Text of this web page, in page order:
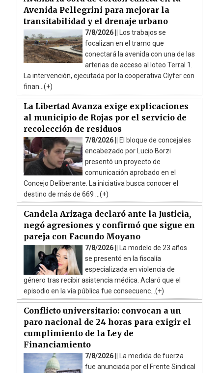
Avenida Pellegrini para mejorar la
transitabilidad y el drenaje urbano
7/8/2026 ||
Los trabajos se
focalizan en el tramo que
conectará la avenida con una de las
arterias de acceso al loteo Terral 1.
La intervención, ejecutada por la cooperativa Clyfer con
finan...(+)
La Libertad Avanza exige explicaciones
al municipio de Rojas por el servicio de
recolección de residuos
7/8/2026 ||
El bloque de concejales
encabezado por Lucio Borzi
presentó un proyecto de
comunicación aprobado en el
Concejo Deliberante. La iniciativa busca conocer el
destino de más de 669 ...(+)
Candela Arizaga declaró ante la Justicia,
negó agresiones y confirmó que sigue en
pareja con Facundo Moyano
7/8/2026 ||
La modelo de 23 años
se presentó en la fiscalía
especializada en violencia de
género tras recibir asistencia médica. Aclaró que el
episodio en la vía pública fue consecuenc...(+)
Conflicto universitario: convocan a un
paro nacional de 24 horas para exigir el
cumplimiento de la Ley de
Financiamiento
7/8/2026 ||
La medida de fuerza
fue anunciada por el Frente Sindical